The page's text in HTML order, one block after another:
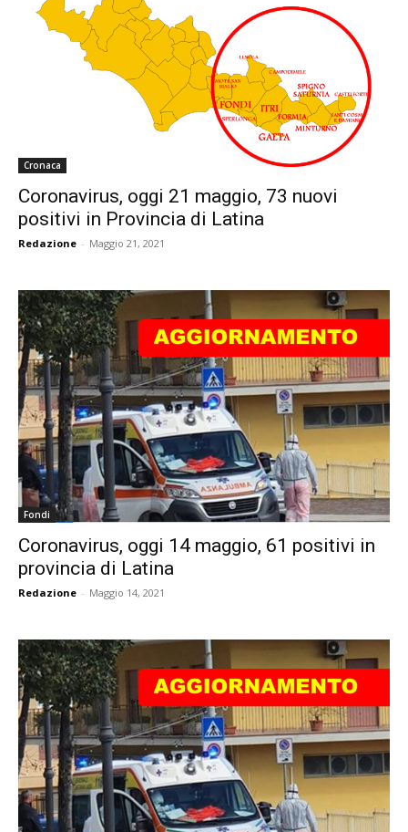
Cronaca
Coronavirus, oggi 21 maggio, 73 nuovi
positivi in Provincia di Latina
Redazione - Maggio 21, 2021
Fondi
Coronavirus, oggi 14 maggio, 61 positivi in
provincia di Latina
Redazione - Maggio 14, 2021